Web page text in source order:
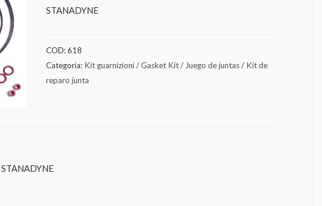
STANADYNE
COD:618
Categoria: Kit guarnizioni / Gasket Kit / Juego de juntas / Kit de
reparo junta